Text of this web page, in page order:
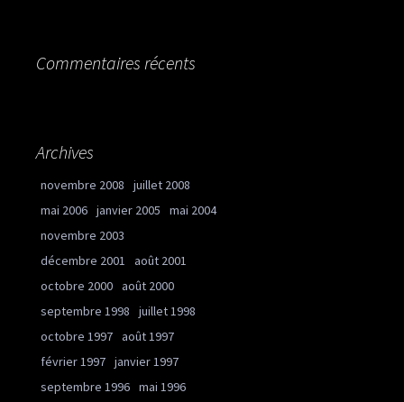
Commentaires récents
Archives
novembre 2008
juillet 2008
mai 2006 janvier 2005
mai 2004
novembre 2003
décembre 2001
août 2001
octobre 2000 août 2000
septembre 1998
juillet 1998
octobre 1997 août 1997
février 1997 janvier 1997
septembre 1996 mai 1996